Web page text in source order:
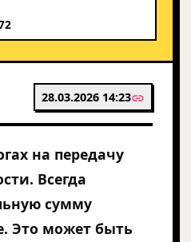
28.03.2026 14:23
на передачу
Всегда
сумму
Это может быть